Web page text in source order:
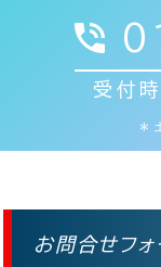
受付
＊
お問合せフォ